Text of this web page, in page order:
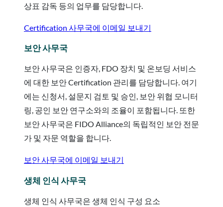
상표 감독 등의 업무를 담당합니다.
Certification 사무국에 이메일 보내기
보안 사무국
보안 사무국은 인증자, FDO 장치 및 온보딩 서비스
에 대한 보안 Certification 관리를 담당합니다. 여기
에는 신청서, 설문지 검토 및 승인, 보안 위협 모니터
링, 공인 보안 연구소와의 조율이 포함됩니다. 또한
보안 사무국은 FIDO Alliance의 독립적인 보안 전문
가 및 자문 역할을 합니다.
보안 사무국에 이메일 보내기
생체 인식 사무국
생체 인식 사무국은 생체 인식 구성 요소